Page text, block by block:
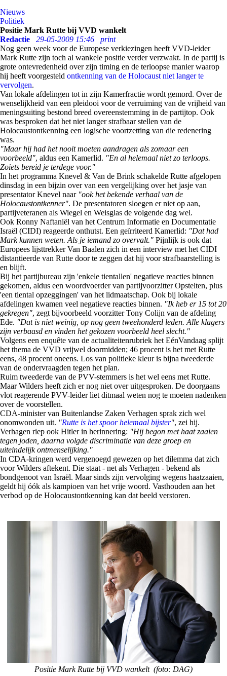
Nieuws
Politiek
Positie Mark Rutte bij VVD wankelt
Redactie
29-05-2009 15:46
print
Nog geen week voor de Europese verkiezingen heeft VVD-leider
Mark Rutte zijn toch al wankele positie verder verzwakt. In de partij is
grote ontevredenheid over zijn timing en de terloopse manier waarop
hij heeft voorgesteld ontkenning van de Holocaust niet langer te
vervolgen.
Van lokale afdelingen tot in zijn Kamerfractie wordt gemord. Over de
wenselijkheid van een pleidooi voor de verruiming van de vrijheid van
meningsuiting bestond breed overeenstemming in de partijtop. Ook
was besproken dat het niet langer strafbaar stellen van de
Holocaustontkenning een logische voortzetting van die redenering
was.
"Maar hij had het nooit moeten aandragen als zomaar een
voorbeeld", aldus een Kamerlid. "En al helemaal niet zo terloops.
Zoiets bereid je terdege voor."
In het programma Knevel & Van de Brink schakelde Rutte afgelopen
dinsdag in een bijzin over van een vergelijking over het jasje van
presentator Knevel naar "ook het bekende verhaal van de
Holocaustontkenner". De presentatoren sloegen er niet op aan,
partijveteranen als Wiegel en Weisglas de volgende dag wel.
Ook Ronny Naftaniël van het Centrum Informatie en Documentatie
Israël (CIDI) reageerde onthutst. Een geïrriteerd Kamerlid: "Dat had
Mark kunnen weten. Als je iemand zo overvalt." Pijnlijk is ook dat
Europees lijsttrekker Van Baalen zich in een interview met het CIDI
distantieerde van Rutte door te zeggen dat hij voor strafbaarstelling is
en blijft.
Bij het partijbureau zijn 'enkele tientallen' negatieve reacties binnen
gekomen, aldus een woordvoerder van partijvoorzitter Opstelten, plus
'een tiental opzeggingen' van het lidmaatschap. Ook bij lokale
afdelingen kwamen veel negatieve reacties binnen. "Ik heb er 15 tot 20
gekregen", zegt bijvoorbeeld voorzitter Tony Colijn van de afdeling
Ede. "Dat is niet weinig, op nog geen tweehonderd leden. Alle klagers
zijn verbaasd en vinden het gekozen voorbeeld heel slecht."
Volgens een enquête van de actualiteitenrubriek het EénVandaag splijt
het thema de VVD vrijwel doormidden; 46 procent is het met Rutte
eens, 48 procent oneens. Los van politieke kleur is bijna tweederde
van de ondervraagden tegen het plan.
Ruim tweederde van de PVV-stemmers is het wel eens met Rutte.
Maar Wilders heeft zich er nog niet over uitgesproken. De doorgaans
vlot reagerende PVV-leider liet ditmaal weten nog te moeten nadenken
over de voorstellen.
CDA-minister van Buitenlandse Zaken Verhagen sprak zich wel
onomwonden uit. "Rutte is het spoor helemaal bijster", zei hij.
Verhagen riep ook Hitler in herinnering: "Hij begon met haat zaaien
tegen joden, daarna volgde discriminatie van deze groep en
uiteindelijk ontmenselijking."
In CDA-kringen werd vergenoegd gewezen op het dilemma dat zich
voor Wilders aftekent. Die staat - net als Verhagen - bekend als
bondgenoot van Israël. Maar sinds zijn vervolging wegens haatzaaien,
geldt hij óók als kampioen van het vrije woord. Vasthouden aan het
verbod op de Holocaustontkenning kan dat beeld verstoren.
Positie Mark Rutte bij VVD wankelt (foto: DAG)